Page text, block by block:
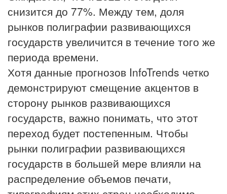
снизится до 77%. Между тем, доля
рынков полиграфии развивающихся
государств увеличится в течение того же
периода времени.
Хотя данные прогнозов InfoTrends четко
демонстрируют смещение акцентов в
сторону рынков развивающихся
государств, важно понимать, что этот
переход будет постепенным. Чтобы
рынки полиграфии развивающихся
государств в большей мере влияли на
распределение объемов печати,